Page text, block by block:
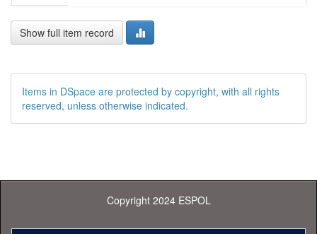
Show full item record
Items in DSpace are protected by copyright, with all rights
reserved, unless otherwise indicated.
Copyright 2024 ESPOL